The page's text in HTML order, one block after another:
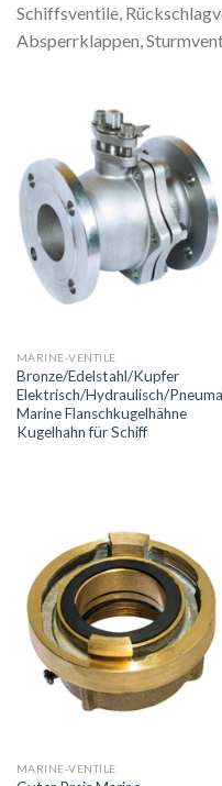
Schiffsventile,
Absperrklappen,
MARINE-VENTILE
Bronze/Edelstahl/Kupfer
Elektrisch/Hydraulisch/
Marine Flanschkugelhähne
Kugelhahn für Schiff
MARINE-VENTILE